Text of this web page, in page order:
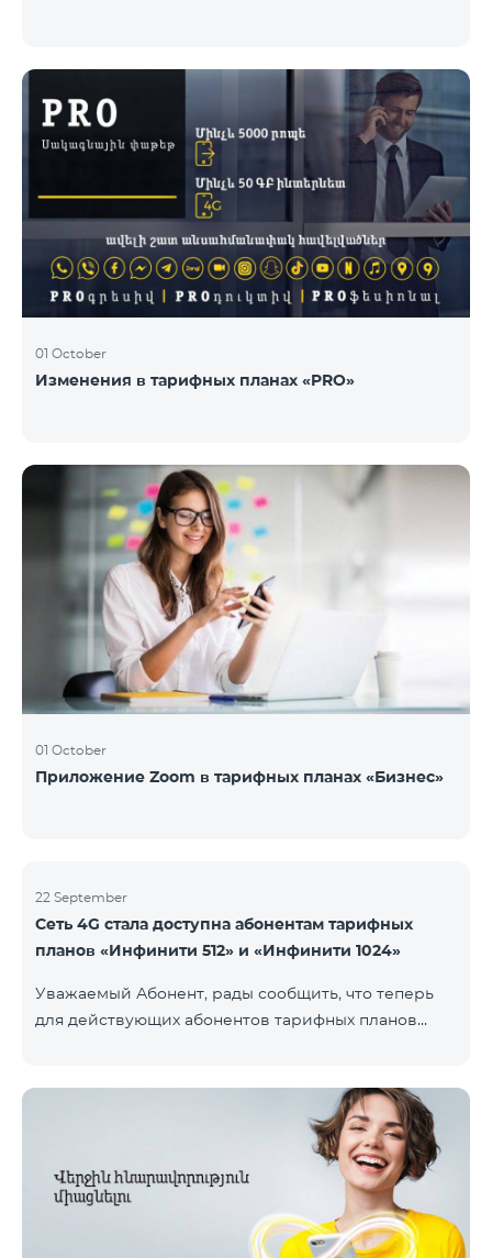
01 October
Изменения в тарифных планах «PRO»
01 October
Приложение Zoom в тарифных планах «Бизнес»
22 September
Сеть 4G стала доступна абонентам тарифных
планов «Инфинити 512» и «Инфинити 1024»
Уважаемый Абонент, рады сообщить, что теперь
для действующих абонентов тарифных планов
совместима с 4G сетью, то необходимо поменять
её на 4G USIM карту. Стоимость смены SIM-карты
200 драм. Совместимость SIM карты и телефона с
сетью 4G можно проверить, набрав запрос *444# с
мобильного телефона. Ограничения скорости
интернет связи действуют согласно условиям